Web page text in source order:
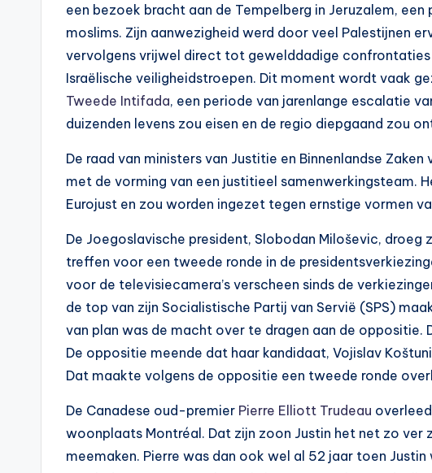
een bezoek bracht aan de Tempelberg in Jeruzalem,
moslims. Zijn aanwezigheid werd door veel Palestijnen
vervolgens vrijwel direct tot gewelddadige confrontaties
Israëlische veiligheidstroepen. Dit moment wordt vaak
Tweede Intifada, een periode van jarenlange escalatie
duizenden levens zou eisen en de regio diepgaand zou
De raad van ministers van Justitie en Binnenlandse Zaken
met de vorming van een justitieel samenwerkingsteam.
Eurojust en zou worden ingezet tegen ernstige vormen
De Joegoslavische president, Slobodan Miloševic,
treffen voor een tweede ronde in de
voor de televisiecamera’s verscheen sinds de
de top van zijn Socialistische Partij van Servië (SPS)
van plan was de macht over te dragen aan de oppositie.
De oppositie meende dat haar kandidaat, Vojislav
Dat maakte volgens de oppositie een tweede ronde
De Canadese oud-premier Pierre Elliott Trudeau
woonplaats Montréal. Dat zijn zoon Justin het net zo ver
meemaken. Pierre was dan ook wel al 52 jaar toen